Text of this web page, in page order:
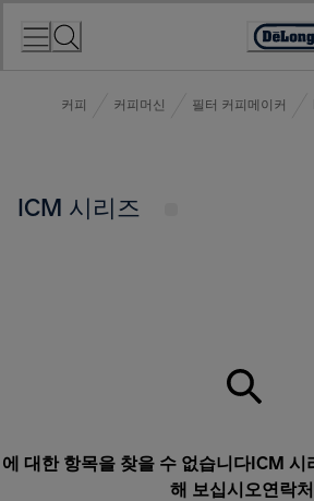
커피 커피머신 필터 커피메이커
ICM 시리즈
에 대한 항목을 찾을 수 없습니다ICM 시
해 보십시오연락처